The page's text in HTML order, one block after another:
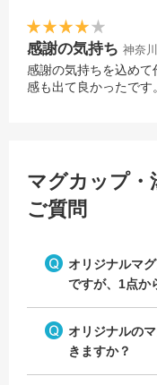
感謝の気持ち 神奈
感謝の気持ちを込めて
感も出て良かったです。
マグカップ・
ご質問
オリジナルマ
ですが、1点か
オリジナルの
きますか？